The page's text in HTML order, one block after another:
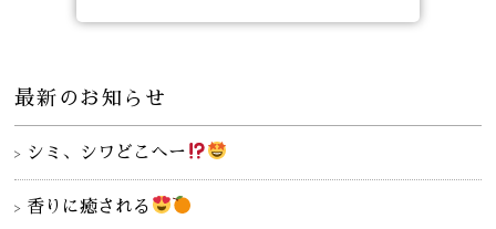
最新のお知らせ
シミ、シワどこへー
香りに癒される